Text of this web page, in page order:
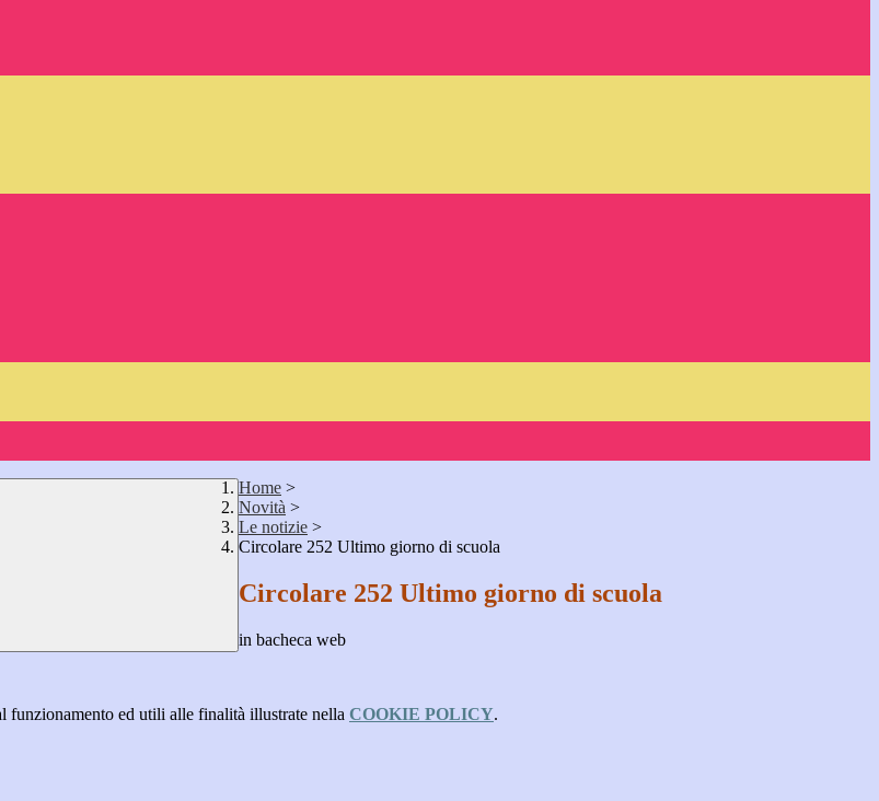
Home >
Novità >
Le notizie >
Circolare 252 Ultimo giorno di scuola
Circolare 252 Ultimo giorno di scuola
in bacheca web
funzionamento ed utili alle finalità illustrate nella COOKIE POLICY.